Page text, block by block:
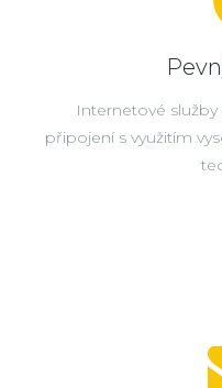
Internetové
připojení s využitím